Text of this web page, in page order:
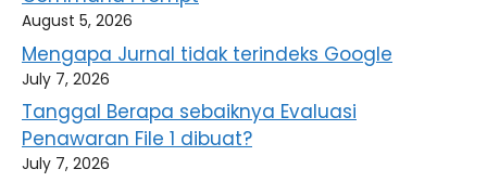
August 5, 2026
Mengapa Jurnal tidak terindeks Google
July 7, 2026
Tanggal Berapa sebaiknya Evaluasi
Penawaran File 1 dibuat?
July 7, 2026